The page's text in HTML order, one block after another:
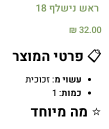
ראש נישלף 18
₪32.00
📋 פרטי המוצר
עשוי מ: זכוכית
כמות: 1
⭐ מה מיוחד